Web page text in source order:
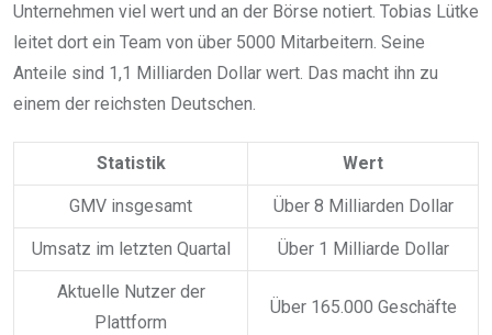
Unternehmen viel wert und an der Börse notiert. Tobias Lütke
leitet dort ein Team von über 5000 Mitarbeitern. Seine
Anteile sind 1,1 Milliarden Dollar wert. Das macht ihn zu
einem der reichsten Deutschen.
Statistik Wert
GMV insgesamt Über 8 Milliarden Dollar
Umsatz im letzten Quartal Über 1 Milliarde Dollar
Aktuelle Nutzer der
Plattform
Über 165.000 Geschäfte